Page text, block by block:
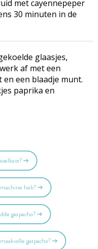
met cayennepeper
30 minuten in de
glaasjes,
af met een
een blaadje munt.
paprika en
heb?
gazpacho?
gazpacho?